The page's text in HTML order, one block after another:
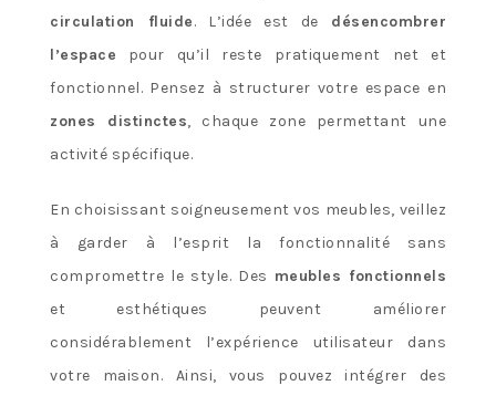
circulation fluide. L’idée est de désencombrer
l’espace pour qu’il reste pratiquement net et
fonctionnel. Pensez à structurer votre espace en
zones distinctes, chaque zone permettant une
activité spécifique.
En choisissant soigneusement vos meubles, veillez
à garder à l’esprit la fonctionnalité sans
compromettre le style. Des meubles fonctionnels
et esthétiques peuvent améliorer
considérablement l’expérience utilisateur dans
votre maison. Ainsi, vous pouvez intégrer des